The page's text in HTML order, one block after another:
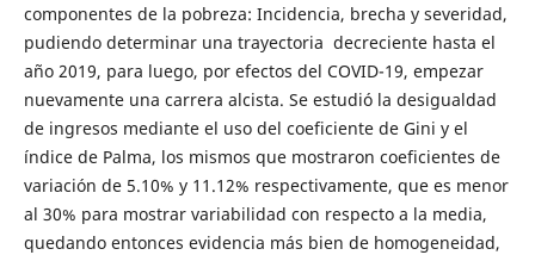
componentes de la pobreza: Incidencia, brecha y severidad,
pudiendo determinar una trayectoria decreciente hasta el
año 2019, para luego, por efectos del COVID-19, empezar
nuevamente una carrera alcista. Se estudió la desigualdad
de ingresos mediante el uso del coeficiente de Gini y el
índice de Palma, los mismos que mostraron coeficientes de
variación de 5.10% y 11.12% respectivamente, que es menor
al 30% para mostrar variabilidad con respecto a la media,
quedando entonces evidencia más bien de homogeneidad,